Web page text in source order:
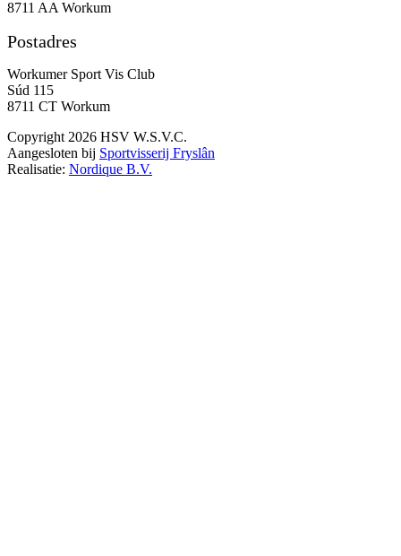
8711 AA Workum
Postadres
Workumer Sport Vis Club
Súd 115
8711 CT Workum
Copyright 2026 HSV W.S.V.C.
Aangesloten bij Sportvisserij Fryslân
Realisatie: Nordique B.V.